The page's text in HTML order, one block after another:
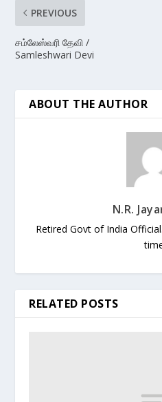
PREVIOUS
சம்லேஸ்வரி தேவி /
Samleshwari Devi
ABOUT THE AUTHOR
N.R.
Retired Govt of India
RELATED POSTS